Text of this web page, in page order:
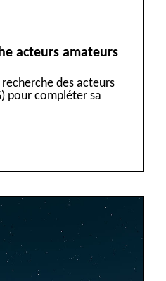
acteurs amateurs
des acteurs
pour compléter sa